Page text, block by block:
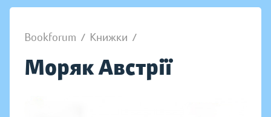
Bookforum / Книжки /
Моряк Австрії